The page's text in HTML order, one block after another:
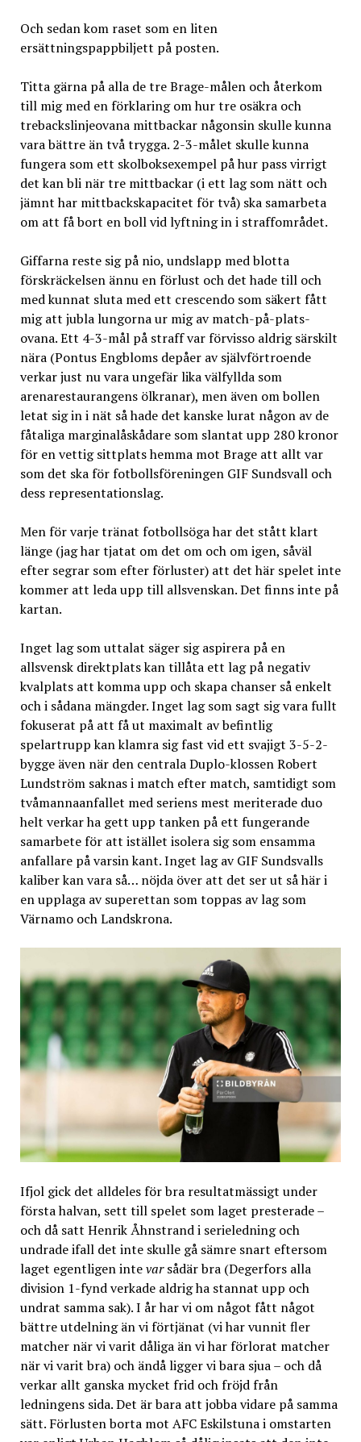
Och sedan kom raset som en liten
ersättningspappbiljett på posten.
Titta gärna på alla de tre Brage-målen och återkom
till mig med en förklaring om hur tre osäkra och
trebackslinjeovana mittbackar någonsin skulle kunna
vara bättre än två trygga. 2-3-målet skulle kunna
fungera som ett skolboksexempel på hur pass virrigt
det kan bli när tre mittbackar (i ett lag som nätt och
jämnt har mittbackskapacitet för två) ska samarbeta
om att få bort en boll vid lyftning in i straffområdet.
Giffarna reste sig på nio, undslapp med blotta
förskräckelsen ännu en förlust och det hade till och
med kunnat sluta med ett crescendo som säkert fått
mig att jubla lungorna ur mig av match-på-plats-
ovana. Ett 4-3-mål på straff var förvisso aldrig särskilt
nära (Pontus Engbloms depåer av självförtroende
verkar just nu vara ungefär lika välfyllda som
arenarestaurangens ölkranar), men även om bollen
letat sig in i nät så hade det kanske lurat någon av de
fåtaliga marginalåskådare som slantat upp 280 kronor
för en vettig sittplats hemma mot Brage att allt var
som det ska för fotbollsföreningen GIF Sundsvall och
dess representationslag.
Men för varje tränat fotbollsöga har det stått klart
länge (jag har tjatat om det om och om igen, såväl
efter segrar som efter förluster) att det här spelet inte
kommer att leda upp till allsvenskan. Det finns inte på
kartan.
Inget lag som uttalat säger sig aspirera på en
allsvensk direktplats kan tillåta ett lag på negativ
kvalplats att komma upp och skapa chanser så enkelt
och i sådana mängder. Inget lag som sagt sig vara fullt
fokuserat på att få ut maximalt av befintlig
spelartrupp kan klamra sig fast vid ett svajigt 3-5-2-
bygge även när den centrala Duplo-klossen Robert
Lundström saknas i match efter match, samtidigt som
tvåmannaanfallet med seriens mest meriterade duo
helt verkar ha gett upp tanken på ett fungerande
samarbete för att istället isolera sig som ensamma
anfallare på varsin kant. Inget lag av GIF Sundsvalls
kaliber kan vara så… nöjda över att det ser ut så här i
en upplaga av superettan som toppas av lag som
Värnamo och Landskrona.
Ifjol gick det alldeles för bra resultatmässigt under
första halvan, sett till spelet som laget presterade –
och då satt Henrik Åhnstrand i serieledning och
undrade ifall det inte skulle gå sämre snart eftersom
laget egentligen intevarsådär bra (Degerfors alla
division 1-fynd verkade aldrig ha stannat upp och
undrat samma sak). I år har vi om något fått något
bättre utdelning än vi förtjänat (vi har vunnit fler
matcher när vi varit dåliga än vi har förlorat matcher
när vi varit bra) och ändå ligger vi bara sjua – och då
verkar allt ganska mycket frid och fröjd från
ledningens sida. Det är bara att jobba vidare på samma
sätt. Förlusten borta mot AFC Eskilstuna i omstarten